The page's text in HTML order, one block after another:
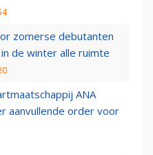
zomerse debutanten
de winter alle ruimte
ANA
aanvullende order voor